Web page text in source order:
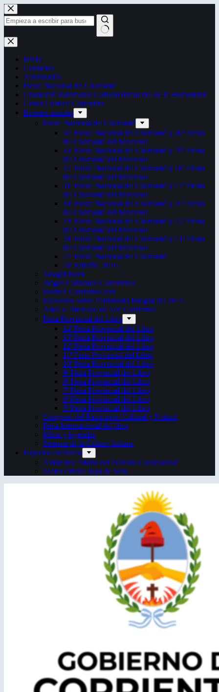
Saltar
al
contenido
Sin
resultados
Inicio
Contactos
Autoridades
Fiesta Nacional del Chamamé
Chamamé: Patrimonio Cultural Inmaterial de la Humanidad
Censo Cultural Correntino
Eventos anuales
Fiesta Nacional del Chamamé
34ª Fiesta Nacional del Chamamé y 20ª Fiesta
del Chamamé del Mercosur
33ª Fiesta Nacional del Chamamé y 19ª Fiesta
del Chamamé del Mercosur
32ª Fiesta Nacional del Chamamé y 18ª Fiesta
del Chamamé del Mercosur
31ª Fiesta Nacional del Chamamé y 17ª Fiesta
del Chamamé del Mercosur
30ª Fiesta Nacional del Chamamé y 16ª Fiesta
del Chamamé del Mercosur
29ª Fiesta Nacional del Chamamé y 15ª Fiesta
del Chamamé del Mercosur
28ª Fiesta Nacional del Chamamé y 14ª Fiesta
del Chamamé del Mercosur
27ª Fiesta Nacional del Chamamé
26ª Edición. 2016.
Taragüi Rock
Juegos Culturales Correntinos
Festival Corrientes Jazz
Encuentro sobre Patrimonio Integral del NEA
ArteCo. Mercado de Arte Corrientes
Feria Provincial del Libro
14ª Feria Provincial del Libro
13ª Feria Provincial del Libro
12ª Feria Provincial del Libro
11ª Feria Provincial del Libro
10ª Feria Provincial del Libro
9ª Feria Provincial del Libro
8ª Feria Provincial del Libro
7ª Feria Provincial del Libro
6ª Feria Provincial del Libro
5ª Feria Provincial del Libro
Congreso del Patrimonio Cultural y Natural
Feria Internacional del libro
Mitos y leyendas
Semana de la Cultura Italiana
Espacios escénicos
Anfiteatro “Mario del Tránsito Cocomarola”
Teatro Oficial Juan de Vera